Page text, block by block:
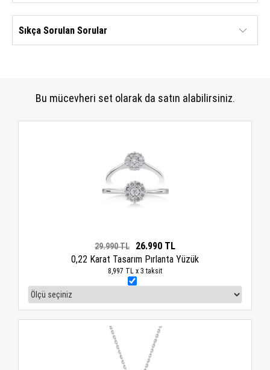
Sıkça Sorulan Sorular
Bu mücevheri set olarak da satın alabilirsiniz.
29.990 TL
26.990 TL
0,22 Karat Tasarım Pırlanta Yüzük
8,997 TL x 3 taksit